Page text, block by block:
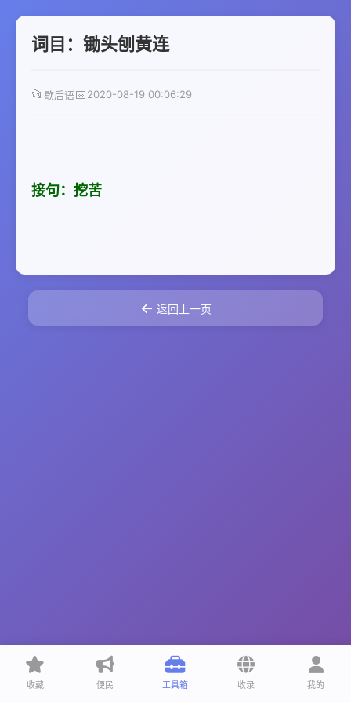
词目：锄头刨黄连
📂 歇后语📅2020-08-19 00:06:29
接句：挖苦
← 返回上一页
收藏 便民 工具箱 收录 我的